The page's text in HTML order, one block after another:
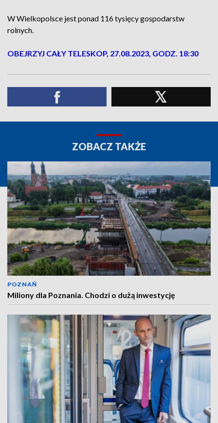
W Wielkopolsce jest ponad 116 tysięcy gospodarstw
rolnych.
OBEJRZYJ CAŁY TELESKOP, 27.08.2023, GODZ. 18:30
ZOBACZ TAKŻE
POZNAŃ
Miliony dla Poznania. Chodzi o dużą inwestycję